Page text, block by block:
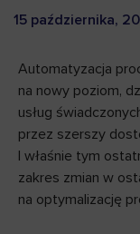
15 października,
Automatyzacja
na nowy poziom,
usług
przez szerszy
I właśnie tym
zakres zmian w
na optymalizację